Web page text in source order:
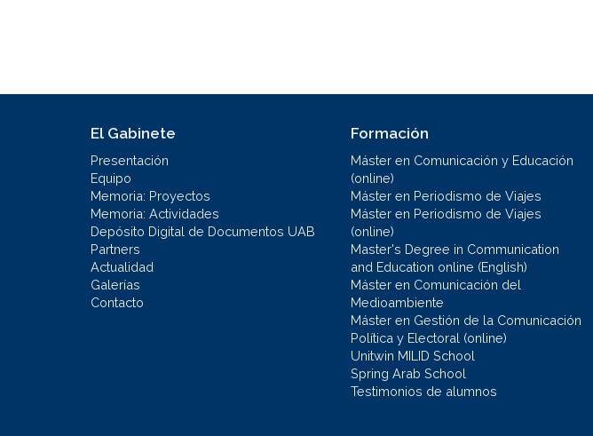
El Gabinete
Presentación
Equipo
Memoria: Proyectos
Memoria: Actividades
Depósito Digital de Documentos UAB
Partners
Actualidad
Galerías
Contacto
Formación
Máster en Comunicación y Educación
(online)
Máster en Periodismo de Viajes
Máster en Periodismo de Viajes
(online)
Master's Degree in Communication
and Education online (English)
Máster en Comunicación del
Medioambiente
Máster en Gestión de la Comunicación
Política y Electoral (online)
Unitwin MILID School
Spring Arab School
Testimonios de alumnos